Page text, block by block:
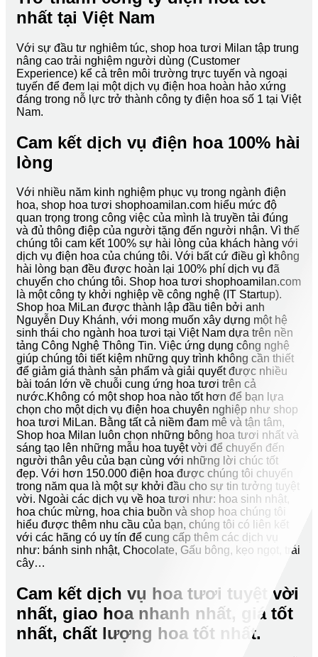
nhất tại Việt Nam
Với sự đầu tư nghiêm túc, shop hoa tươi Milan tập trung
nâng cao trải nghiệm người dùng (Customer
Experience) kể cả trên môi trường trực tuyến và ngoại
tuyến để đem lại một dịch vụ điện hoa hoàn hảo xứng
đáng trong nỗ lực trở thành công ty điện hoa số 1 tại Việt
Nam.
Cam kết dịch vụ điện hoa 100% hài
lòng
Với nhiều năm kinh nghiệm phục vụ trong ngành điện
hoa, shop hoa tươi shophoamilan.com hiểu mức độ
quan trọng trong công việc của mình là truyền tải đúng
và đủ thông điệp của người tặng đến người nhận. Vì thế
chúng tôi cam kết 100% sự hài lòng của khách hàng với
dịch vụ điện hoa của chúng tôi. Với bất cứ điều gì không
hài lòng bạn đều được hoàn lại 100% phí dịch vụ đã
chuyển cho chúng tôi. Shop hoa tươi shophoamilan.com
là một công ty khởi nghiệp về công nghệ (IT Startup).
Shop hoa MiLan được thành lập đầu tiên bởi anh
Nguyễn Duy Khánh, với mong muốn xây dựng một hệ
sinh thái cho ngành hoa tươi tại Việt Nam dựa trên nền
tảng Công Nghệ Thông Tin. Việc ứng dụng công nghệ
giúp chúng tôi tiết kiệm những quy trình không cần thiết
để giảm giá thành sản phẩm và giải quyết được nhiều
bài toán lớn về chuỗi cung ứng hoa tươi trên cả
nước.Không có một shop hoa nào tốt hơn để bạn lựa
chọn cho một dịch vụ điện hoa chuyên nghiệp như shop
hoa tươi MiLan. Bằng tất cả niềm đam mê và tận tâm,
Shop hoa Milan luôn chọn những bông hoa tươi nhất và
sáng tạo lên những mẫu hoa tuyệt vời để chuyển đến
người thân yêu của bạn cùng với những lời chúc tốt
đẹp. Với hơn 150.000 điện hoa được chúng tôi chuyển
trong năm qua là một sự khởi đầu cho sự tin tưởng tuyệt
vời. Ngoài các dịch vụ về hoa tươi như: hoa sinh nhật,
hoa chúc mừng, hoa chia buồn và shop hoa chúng tôi
hiểu được thêm nhu cầu của bạn, chúng tôi có liên kết
với các hãng có uy tín để cung cấp thêm các dịch vụ
như: bánh sinh nhật, Chocolate, Gấu bông, kẹo ngọt, trái
cây…
Cam kết dịch vụ hoa tươi tuyệt vời
nhất, giao hoa nhanh nhất, giá tốt
nhất, chất lượng hoa tốt nhất.